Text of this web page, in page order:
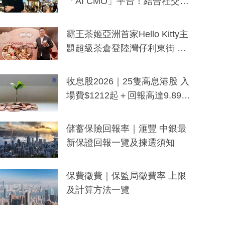
分鐘生成「貼地」宣傳短片
霸王茶姬亞洲首家Hello Kitty主
題超級茶倉登陸灣仔利東街 推
y及香港限定特調系列
收息股2026｜25隻高息港股 入
場費$1212起＋回報高達9.89
儲蓄保險回報率｜滙豐 中銀最
新保證回報一覽及揀選須知
保費徵費｜保監局徵費率 上限
及計算方法一覽